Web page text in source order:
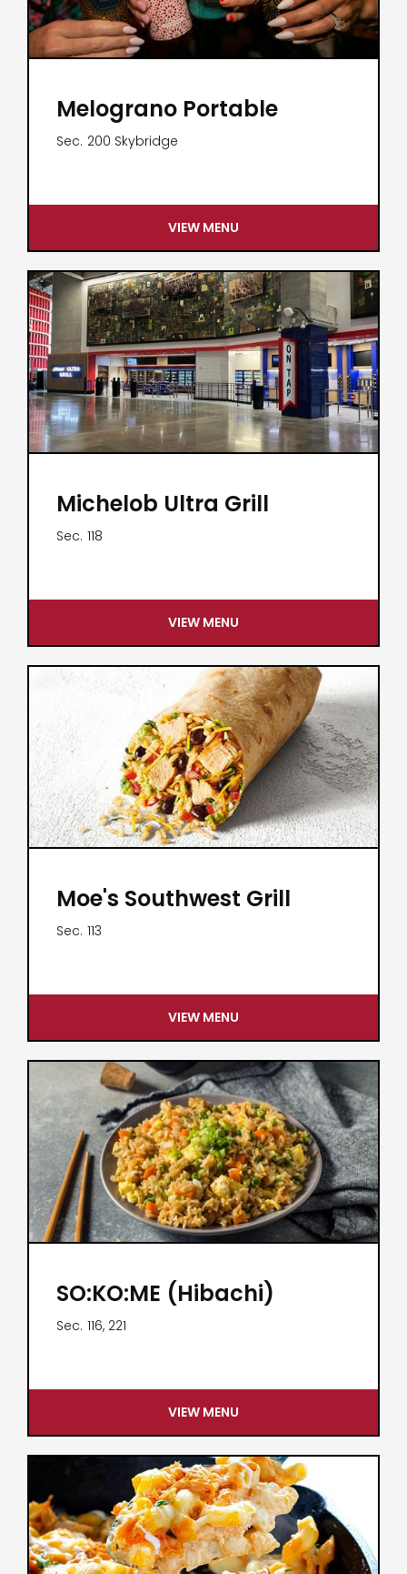
Melograno Portable
Sec. 200 Skybridge
VIEW MENU
Michelob Ultra Grill
Sec. 118
VIEW MENU
Moe's Southwest Grill
Sec. 113
VIEW MENU
SO:KO:ME (Hibachi)
Sec. 116, 221
VIEW MENU